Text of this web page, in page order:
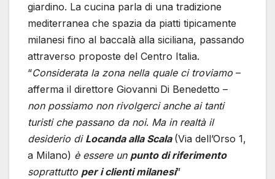
giardino. La cucina parla di una tradizione
mediterranea che spazia da piatti tipicamente
milanesi fino al baccalà alla siciliana, passando
attraverso proposte del Centro Italia.
“Considerata la zona nella quale ci troviamo –
afferma il direttore Giovanni Di Benedetto –
non possiamo non rivolgerci anche ai tanti
turisti che passano da noi. Ma in realtà il
desiderio di Locanda alla Scala (Via dell’Orso 1,
a Milano) è essere un punto di riferimento
soprattutto per i clienti milanesi”